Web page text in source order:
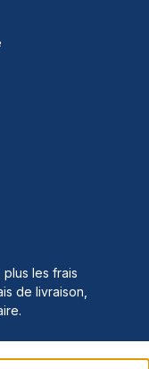
les frais
de livraison,